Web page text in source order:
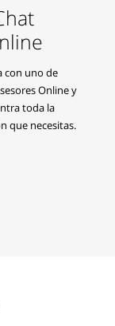
con uno de
Online y
toda la
que necesitas.